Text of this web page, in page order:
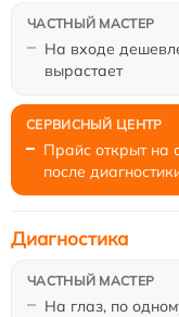
На входе
вырастает
Прайс открыт на
после
На глаз, по
Диагностика